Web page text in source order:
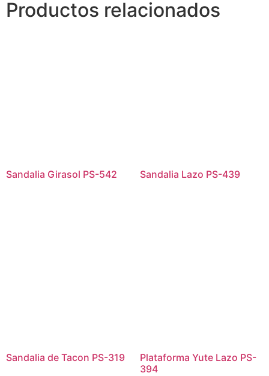
Productos relacionados
Sandalia Girasol PS-542 Sandalia Lazo PS-439
Sandalia de Tacon PS-319
Plataforma Yute Lazo PS-
394